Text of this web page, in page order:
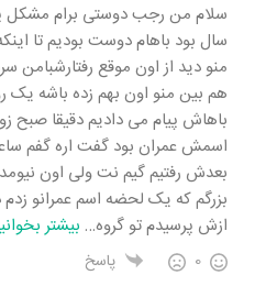
سال بود باهام دوست بودیم تا
منو دید از اون موقع رفتارشبامن
هم بین منو اون بهم زده باشه یک
باهاش پیام می دادیم دقیقا صبح
بعدش رفتیم گیم نت ولی اون
بزرگم که یک لحضه اسم عمرانو
ازش پرسیدم تو گروه… بیشتر
0 پاسخ